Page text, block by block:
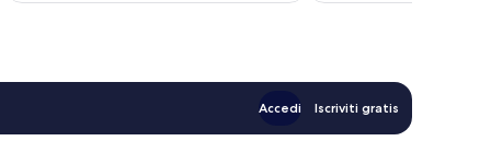
Accedi Iscriviti gratis